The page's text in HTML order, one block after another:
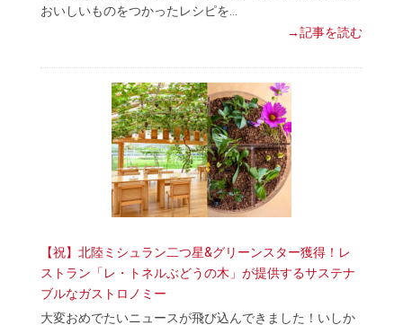
おいしいものをつかったレシピを…
→記事を読む
【祝】北陸ミシュラン二つ星&グリーンスター獲得！レ
ストラン「レ・トネルぶどうの木」が提供するサステナ
ブルなガストロノミー
大変おめでたいニュースが飛び込んできました！いしか